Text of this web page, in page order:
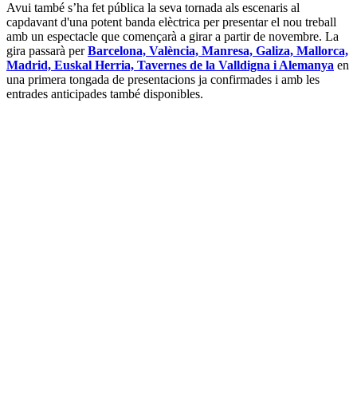
Avui també s’ha fet pública la seva tornada als escenaris al
capdavant d'una potent banda elèctrica per presentar el nou treball
amb un espectacle que començarà a girar a partir de novembre. La
gira passarà perBarcelona, València, Manresa, Galiza, Mallorca,
Madrid, Euskal Herria, Tavernes de la Valldigna i Alemanya en
una primera tongada de presentacions ja confirmades i amb les
entrades anticipades també disponibles.